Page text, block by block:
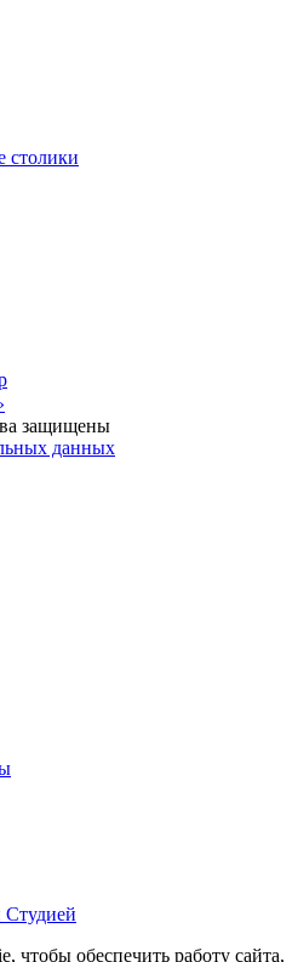
столики
защищены
данных
обеспечить работу сайта,